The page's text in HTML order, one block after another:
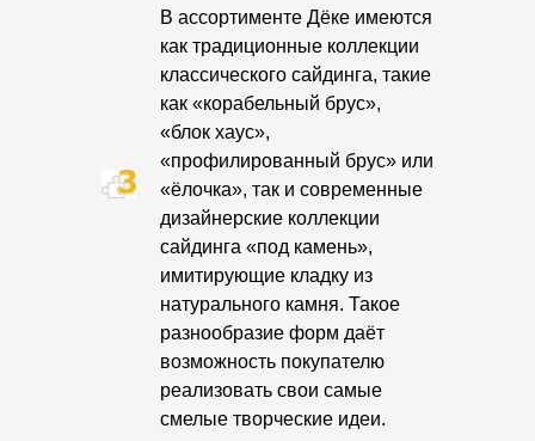
Сервисы
Компания
В ассортименте Дёке имеются
как традиционные коллекции
классического сайдинга, такие
как «корабельный брус»,
«блок хаус»,
«профилированный брус» или
«ёлочка», так и современные
дизайнерские коллекции
сайдинга «под камень»,
имитирующие кладку из
натурального камня. Такое
разнообразие форм даёт
возможность покупателю
реализовать свои самые
смелые творческие идеи.